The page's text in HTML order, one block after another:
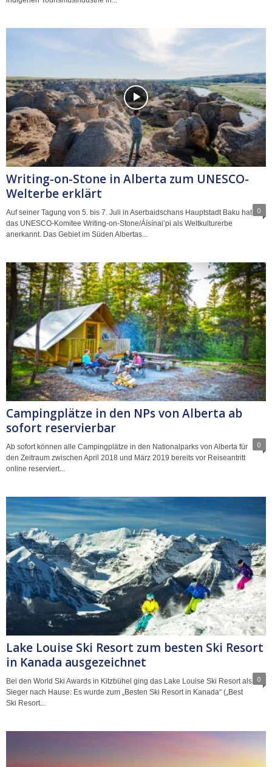
Writing-on-Stone in Alberta zum UNESCO-
Welterbe erklärt
0
Auf seiner Tagung von 5. bis 7. Juli in Aserbaidschans Hauptstadt Baku hat
das UNESCO-Komitee Writing-on-Stone/Áísínai’pi als Weltkulturerbe
anerkannt. Das Gebiet im Süden Albertas...
Campingplätze in den NPs von Alberta ab
sofort reservierbar
0
Ab sofort können alle Campingplätze in den Nationalparks von Alberta für
den Zeitraum zwischen April 2018 und März 2019 bereits vor Reiseantritt
online reserviert...
Lake Louise Ski Resort zum besten Ski Resort
in Kanada ausgezeichnet
0
Bei den World Ski Awards in Kitzbühel ging das Lake Louise Ski Resort als
Sieger nach Hause: Es wurde zum „Besten Ski Resort in Kanada“ („Best
Ski Resort...